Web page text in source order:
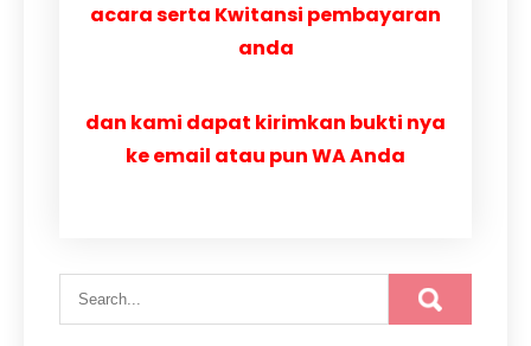
acara serta Kwitansi pembayaran
anda
dan kami dapat kirimkan bukti nya
ke email atau pun WA Anda